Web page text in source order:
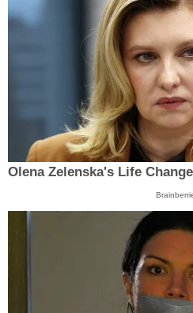
Olena Zelenska's Life